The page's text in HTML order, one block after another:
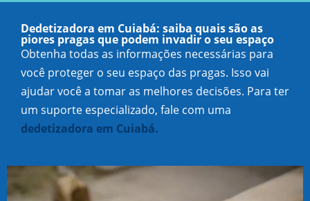
Dedetizadora em Cuiabá: saiba quais são as
piores pragas que podem invadir o seu espaço
Obtenha todas as informações necessárias para
você proteger o seu espaço das pragas. Isso vai
ajudar você a tomar as melhores decisões. Para ter
um suporte especializado, fale com uma
dedetizadora em Cuiabá.